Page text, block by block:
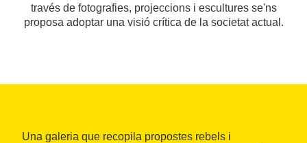
través de fotografies, projeccions i escultures se'ns
proposa adoptar una visió crítica de la societat actual.
Una galeria que recopila propostes rebels i